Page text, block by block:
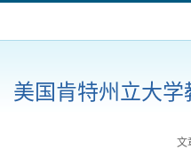
美国肯特州立大
文